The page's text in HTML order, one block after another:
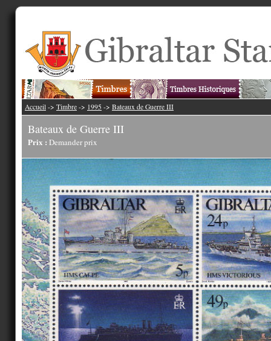
Accueil -> Timbre -> 1995 -> Bateaux de Guerre III
Bateaux de Guerre III
Prix : Demander prix